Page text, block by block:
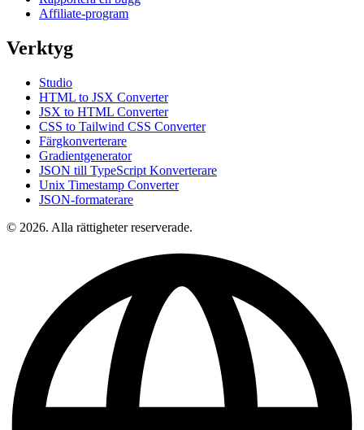
Affiliate-program
Verktyg
Studio
HTML to JSX Converter
JSX to HTML Converter
CSS to Tailwind CSS Converter
Färgkonverterare
Gradientgenerator
JSON till TypeScript Konverterare
Unix Timestamp Converter
JSON-formaterare
© 2026. Alla rättigheter reserverade.